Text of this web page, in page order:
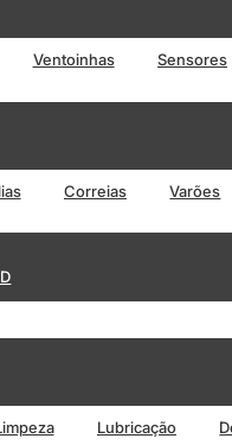
Ventoinhas Sensores
Correias Varões
Lubricação